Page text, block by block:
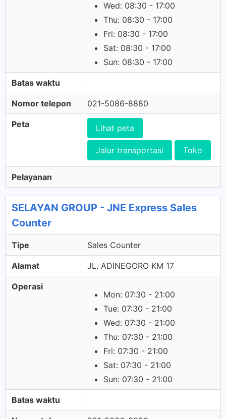
Wed: 08:30 - 17:00
Thu: 08:30 - 17:00
Fri: 08:30 - 17:00
Sat: 08:30 - 17:00
Sun: 08:30 - 17:00
Batas waktu
Nomor telepon 021-5086-8880
Peta Lihat peta
Jalur transportasi Toko
Pelayanan
SELAYAN GROUP - JNE Express Sales
Counter
Tipe Sales Counter
Alamat JL. ADINEGORO KM 17
Operasi
Mon: 07:30 - 21:00
Tue: 07:30 - 21:00
Wed: 07:30 - 21:00
Thu: 07:30 - 21:00
Fri: 07:30 - 21:00
Sat: 07:30 - 21:00
Sun: 07:30 - 21:00
Batas waktu